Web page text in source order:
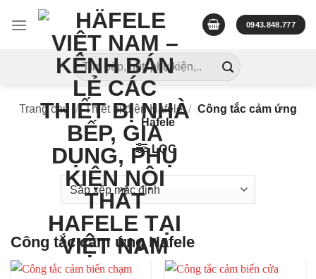
0943.848.777
Tìm
kiếm:
Trang chủ / Thiết bị điện Hafele / Công tắc cảm ứng
Hafele
LỌC
Công tắc cảm ứng Hafele